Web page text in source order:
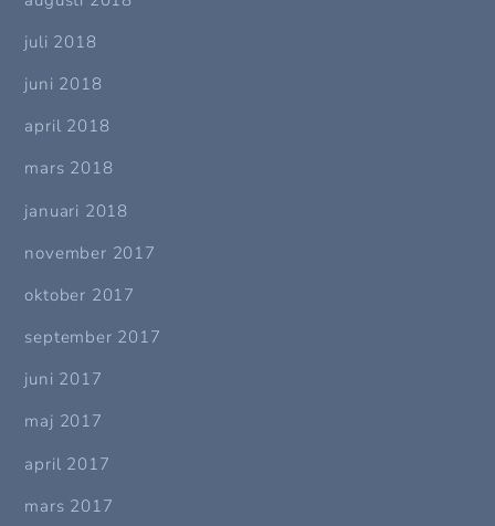
juli 2018
juni 2018
april 2018
mars 2018
januari 2018
november 2017
oktober 2017
september 2017
juni 2017
maj 2017
april 2017
mars 2017